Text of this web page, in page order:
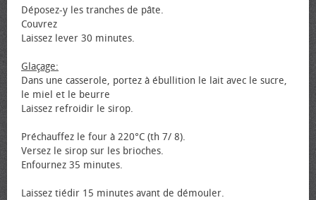
Déposez-y les tranches de pâte.
Couvrez
Laissez lever 30 minutes.
Glaçage:
Dans une casserole, portez à ébullition le lait avec le sucre,
le miel et le beurre
Laissez refroidir le sirop.
Préchauffez le four à 220°C (th 7/ 8).
Versez le sirop sur les brioches.
Enfournez 35 minutes.
Laissez tiédir 15 minutes avant de démouler.